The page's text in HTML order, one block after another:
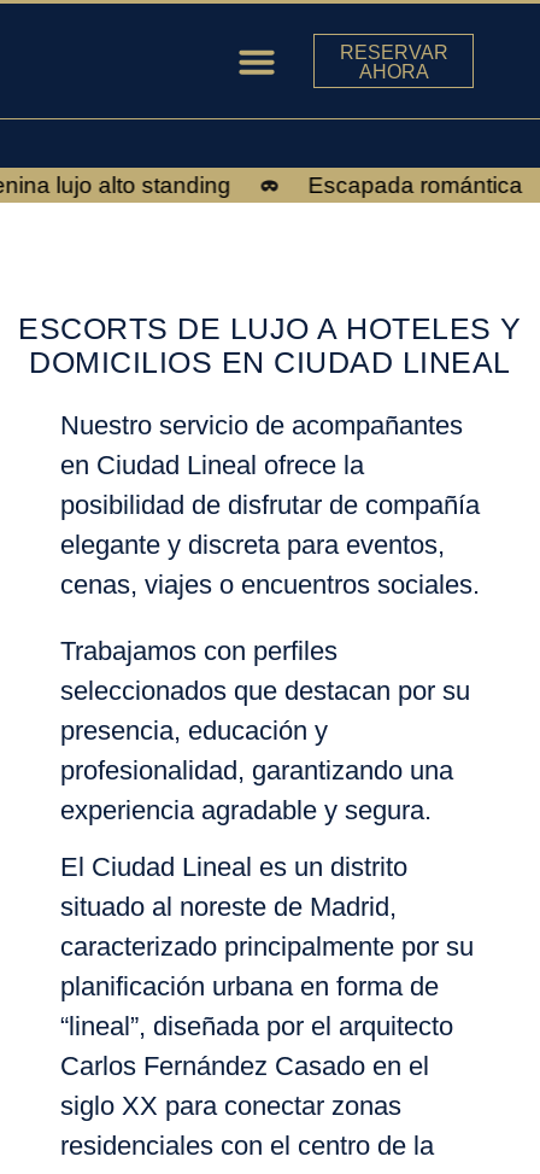
RESERVAR
AHORA
lujo alto standing Escapada romántica
ESCORTS DE LUJO A HOTELES Y
DOMICILIOS EN CIUDAD LINEAL
Nuestro servicio de acompañantes
en Ciudad Lineal ofrece la
posibilidad de disfrutar de compañía
elegante y discreta para eventos,
cenas, viajes o encuentros sociales.
Trabajamos con perfiles
seleccionados que destacan por su
presencia, educación y
profesionalidad, garantizando una
experiencia agradable y segura.
El Ciudad Lineal es un distrito
situado al noreste de Madrid ,
caracterizado principalmente por su
planificación urbana en forma de
“lineal”, diseñada por el arquitecto
Carlos Fernández Casado en el
siglo XX para conectar zonas
residenciales con el centro de la